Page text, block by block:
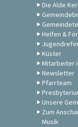
Die Alde
Helfen &
Küster
Mitarbeiter
Newsletter
Pfarrteam
Unsere
Zum
Musik